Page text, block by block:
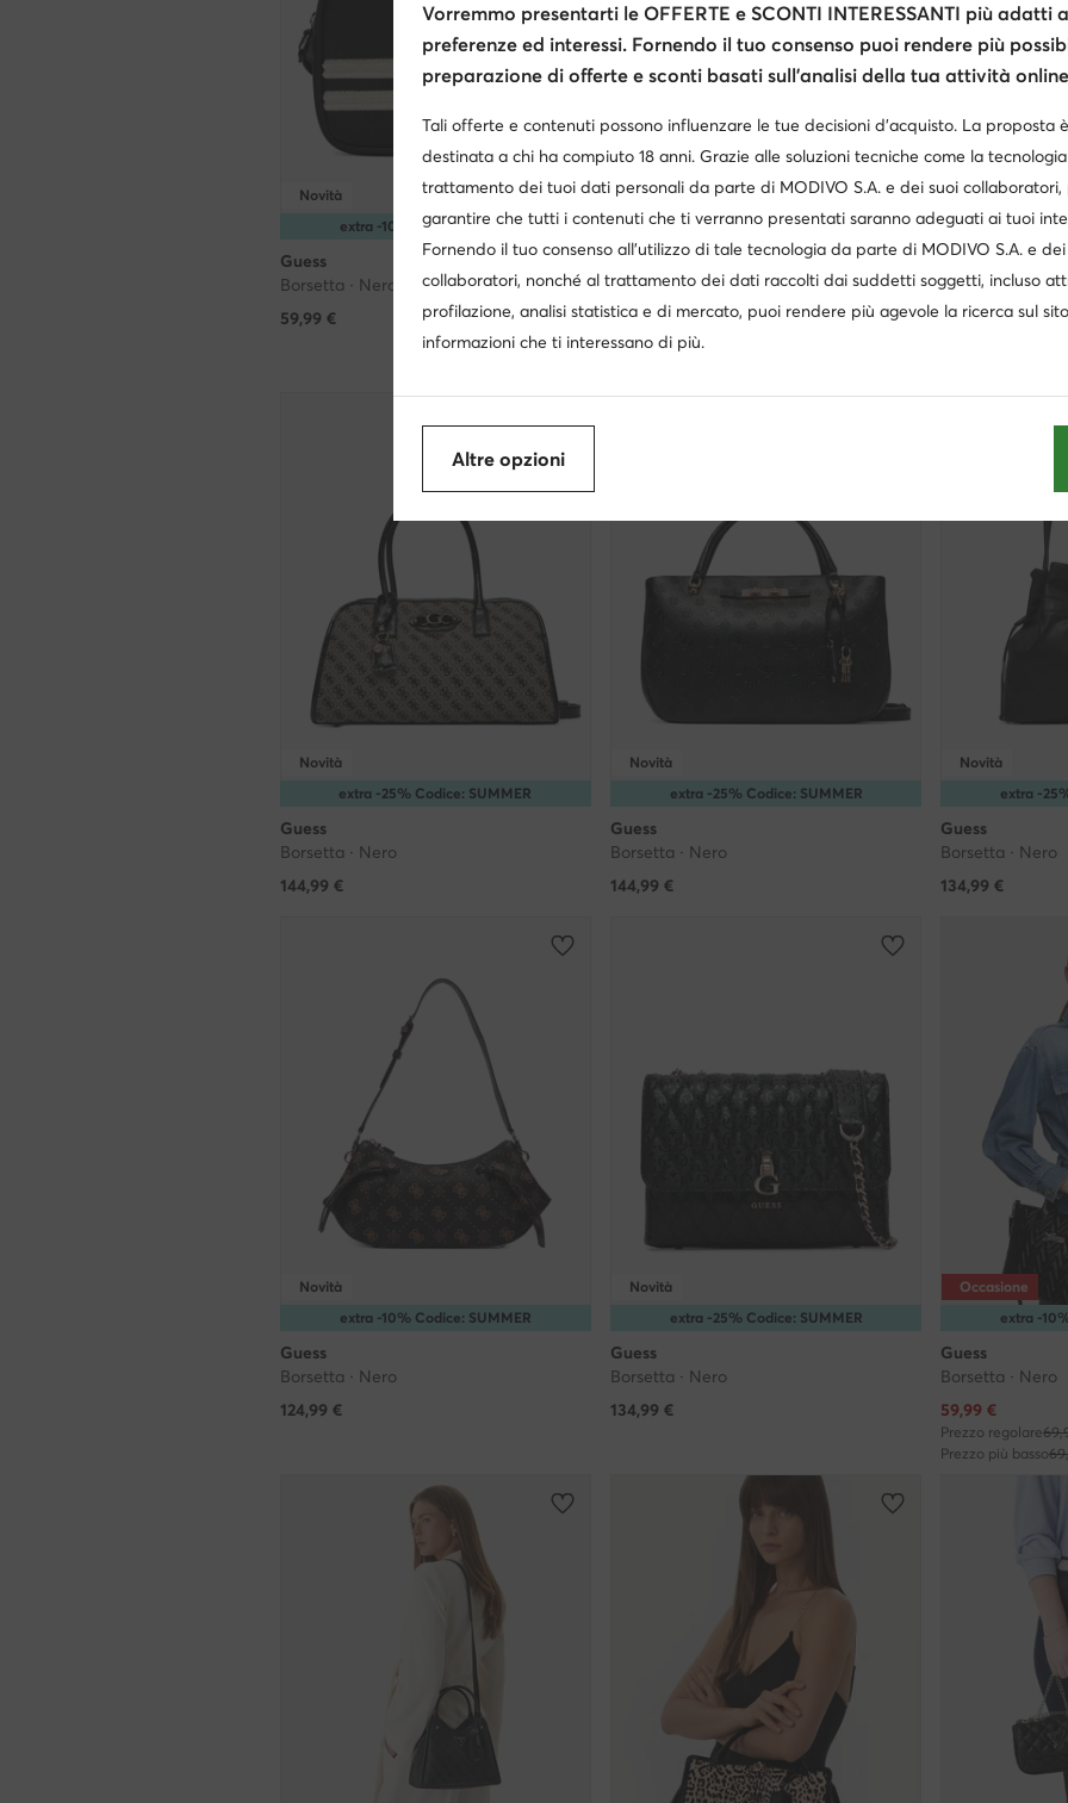
extra -10% Codice: SUMMER
Novità
Guess
Borsetta · Nero
59,99 €
extra -15% Codice: SUMMER
Occasione
Guess
Borsetta · Nero
Prezzo attuale
121,99 €
Prezzo regolare
extra -
Occasione
Guess
Borsetta ·
Prezzo attuale
144,99€
extra -25% Codice: SUMMER
Novità
Guess
Borsetta · Nero
144,99 €
extra -25% Codice: SUMMER
Novità
Guess
Borsetta · Nero
144,99 €
extra -
Novità
Guess
Borsetta · Nero
134,99 €
extra -10% Codice: SUMMER
Novità
Guess
Borsetta · Nero
124,99 €
extra -25% Codice: SUMMER
Novità
Guess
Borsetta · Nero
134,99 €
extra -
Occasione
Guess
Borsetta · Nero
Prezzo attuale
59,99 €
Prezzo regolare
Prezzo più basso
Vorremmo presentarti le OFFERTE e SCONTI INTERESSANTI più adatti
preferenze ed interessi. Fornendo il tuo consenso puoi rendere più
preparazione di offerte e sconti basati sull’analisi della tua attività
Tali offerte e contenuti possono influenzare le tue decisioni d’acquisto. La proposta
destinata a chi ha compiuto 18 anni. Grazie alle soluzioni tecniche come la
trattamento dei tuoi dati personali da parte di MODIVO S.A. e dei suoi collaboratori,
garantire che tutti i contenuti che ti verranno presentati saranno adeguati ai tuoi
Fornendo il tuo consenso all’utilizzo di tale tecnologia da parte di MODIVO S.A. e
collaboratori, nonché al trattamento dei dati raccolti dai suddetti soggetti, incluso
profilazione, analisi statistica e di mercato, puoi rendere più agevole la ricerca sul
informazioni che ti interessano di più.
Altre opzioni